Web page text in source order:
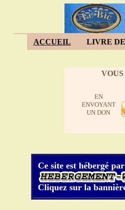
ACCUEIL LIVRE
EN
ENVOYANT
UN DON
Ce site est hébergé
Cliquez sur la